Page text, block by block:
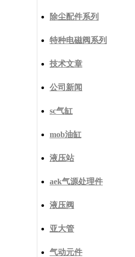
除尘配件系列
特种电磁阀系列
技术文章
公司新闻
sc气缸
mob油缸
液压站
aek气源处理件
液压阀
亚大管
气动元件